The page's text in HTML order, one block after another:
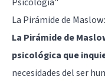
La Pirámide de
La Pirámide de
psicológica que
necesidades del ser